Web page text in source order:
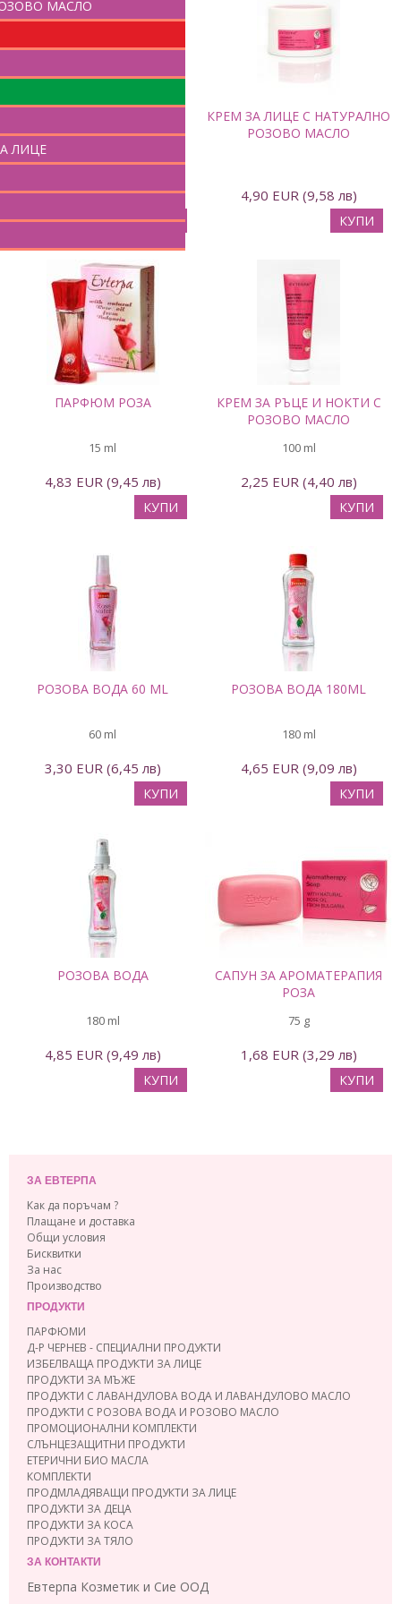
МАСЛО
ЛИЦЕ
РОЗОВО МАСЛО
200 ml
3,89 EUR (7,61 лв)
КУПИ
КРЕМ ЗА ЛИЦЕ С НАТУРАЛНО
РОЗОВО МАСЛО
4,90 EUR (9,58 лв)
КУПИ
ПАРФЮМ РОЗА
15 ml
4,83 EUR (9,45 лв)
КУПИ
КРЕМ ЗА РЪЦЕ И НОКТИ С
РОЗОВО МАСЛО
100 ml
2,25 EUR (4,40 лв)
КУПИ
РОЗОВА ВОДА 60 ML
60 ml
3,30 EUR (6,45 лв)
КУПИ
РОЗОВА ВОДА 180ML
180 ml
4,65 EUR (9,09 лв)
КУПИ
РОЗОВА ВОДА
180 ml
4,85 EUR (9,49 лв)
КУПИ
САПУН ЗА АРОМАТЕРАПИЯ
РОЗА
75 g
1,68 EUR (3,29 лв)
КУПИ
ЗА ЕВТЕРПА
Как да поръчам ?
Плащане и доставка
Общи условия
Бисквитки
За нас
Производство
ПРОДУКТИ
ПАРФЮМИ
Д-Р ЧЕРНЕВ - СПЕЦИАЛНИ ПРОДУКТИ
ИЗБЕЛВАЩА ПРОДУКТИ ЗА ЛИЦЕ
ПРОДУКТИ ЗА МЪЖЕ
ПРОДУКТИ С ЛАВАНДУЛОВА ВОДА И ЛАВАНДУЛОВО МАСЛО
ПРОДУКТИ С РОЗОВА ВОДА И РОЗОВО МАСЛО
ПРОМОЦИОНАЛНИ КОМПЛЕКТИ
СЛЪНЦЕЗАЩИТНИ ПРОДУКТИ
ЕТЕРИЧНИ БИО МАСЛА
КОМПЛЕКТИ
ПРОДМЛАДЯВАЩИ ПРОДУКТИ ЗА ЛИЦЕ
ПРОДУКТИ ЗА ДЕЦА
ПРОДУКТИ ЗА КОСА
ПРОДУКТИ ЗА ТЯЛО
ЗА КОНТАКТИ
Евтерпа Козметик и Сие ООД